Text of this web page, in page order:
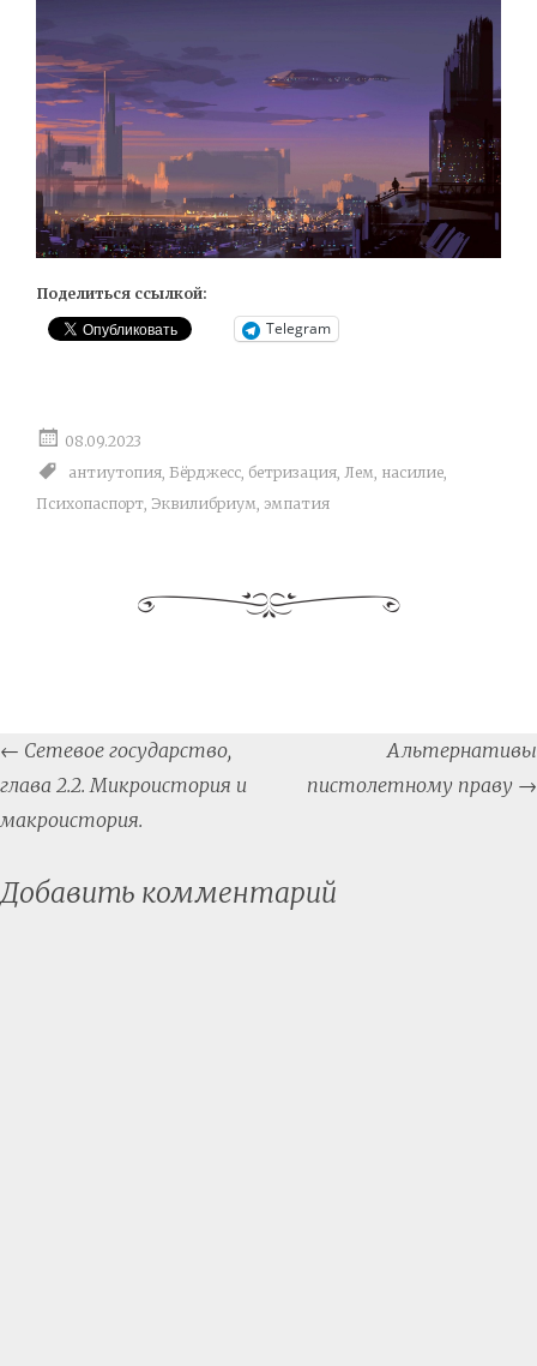
Поделиться ссылкой:
Telegram
08.09.2023
антиутопия Бёрджесс бетризация Лем насилие
Психопаспорт Эквилибриум эмпатия
Post
navigation
← Сетевое государство,
глава 2.2. Микроистория и
макроистория.
Альтернативы
пистолетному праву →
Добавить комментарий